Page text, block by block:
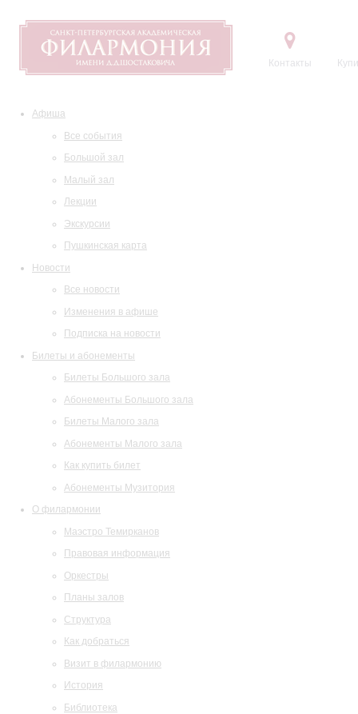
Контакты
Афиша
Все события
Большой зал
Малый зал
Лекции
Экскурсии
Пушкинская карта
Новости
Все новости
Изменения в афише
Подписка на новости
Билеты и абонементы
Билеты Большого зала
Абонементы Большого зала
Билеты Малого зала
Абонементы Малого зала
Как купить билет
Абонементы Музитория
О филармонии
Маэстро Темирканов
Правовая информация
Оркестры
Планы залов
Структура
Как добраться
Визит в филармонию
История
Библиотека